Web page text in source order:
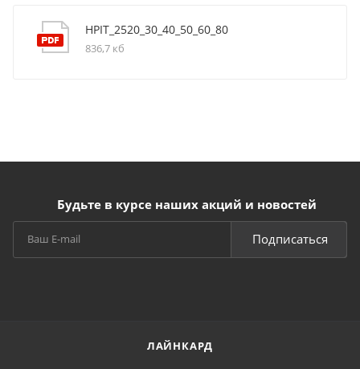
HPIT_2520_30_40_50_60_80
836,7 кб
Будьте в курсе наших акций и новостей
Подписаться
ЛАЙНКАРД